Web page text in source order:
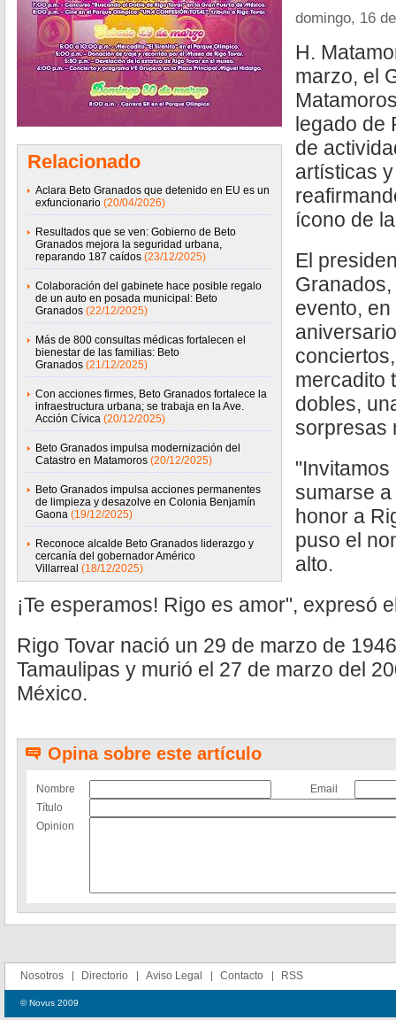
Relacionado
Aclara Beto Granados que detenido en EU es un
exfuncionario (20/04/2026)
Resultados que se ven: Gobierno de Beto
Granados mejora la seguridad urbana,
reparando 187 caídos (23/12/2025)
Colaboración del gabinete hace posible regalo
de un auto en posada municipal: Beto
Granados (22/12/2025)
Más de 800 consultas médicas fortalecen el
bienestar de las familias: Beto
Granados (21/12/2025)
Con acciones firmes, Beto Granados fortalece la
infraestructura urbana; se trabaja en la Ave.
Acción Cívica (20/12/2025)
Beto Granados impulsa modernización del
Catastro en Matamoros (20/12/2025)
Beto Granados impulsa acciones permanentes
de limpieza y desazolve en Colonia Benjamín
Gaona (19/12/2025)
Reconoce alcalde Beto Granados liderazgo y
cercanía del gobernador Américo
Villarreal (18/12/2025)
domingo, 16
H.
marzo, el
legado de
de
artísticas
ícono de
El
evento,
mercadito
dobles,
sorpresas
sumarse
honor a
puso el
alto.
¡Te esperamos! Rigo es amor", expresó
Rigo Tovar nació un 29 de marzo de
Tamaulipas y murió el 27 de marzo del
México.
Opina sobre este artículo
Nombre
Email
Título
Opinion
Nosotros Directorio Aviso Legal Contacto RSS
© Novus 2009